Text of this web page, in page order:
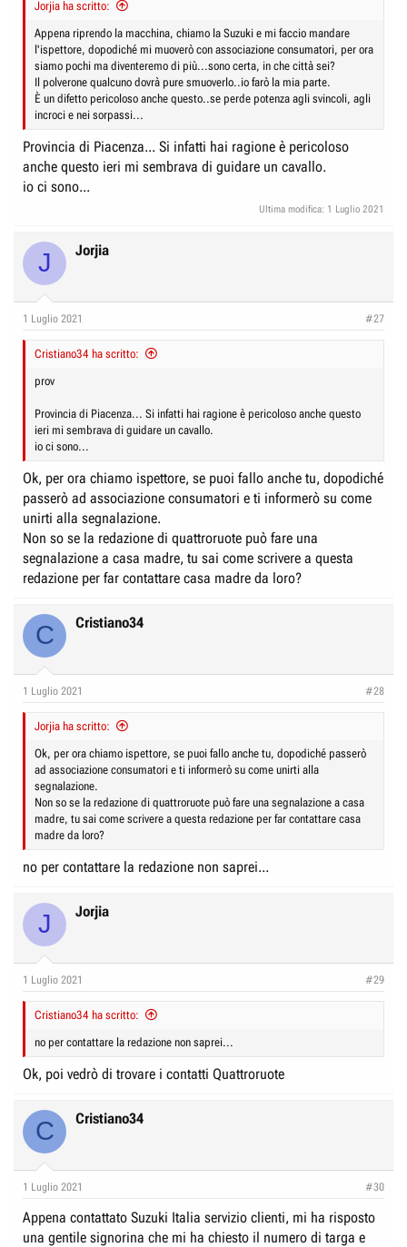
Jorjia ha scritto:
Appena riprendo la macchina, chiamo la Suzuki e mi faccio mandare
l'ispettore, dopodiché mi muoverò con associazione consumatori, per ora
siamo pochi ma diventeremo di più...sono certa, in che città sei?
Il polverone qualcuno dovrà pure smuoverlo..io farò la mia parte.
È un difetto pericoloso anche questo..se perde potenza agli svincoli, agli
incroci e nei sorpassi...
Provincia di Piacenza... Si infatti hai ragione è pericoloso
anche questo ieri mi sembrava di guidare un cavallo.
io ci sono...
Ultima modifica: 1 Luglio 2021
J Jorjia
1 Luglio 2021 #27
Cristiano34 ha scritto:
prov
Provincia di Piacenza... Si infatti hai ragione è pericoloso anche questo
ieri mi sembrava di guidare un cavallo.
io ci sono...
Ok, per ora chiamo ispettore, se puoi fallo anche tu, dopodiché
passerò ad associazione consumatori e ti informerò su come
unirti alla segnalazione.
Non so se la redazione di quattroruote può fare una
segnalazione a casa madre, tu sai come scrivere a questa
redazione per far contattare casa madre da loro?
C Cristiano34
1 Luglio 2021 #28
Jorjia ha scritto:
Ok, per ora chiamo ispettore, se puoi fallo anche tu, dopodiché passerò
ad associazione consumatori e ti informerò su come unirti alla
segnalazione.
Non so se la redazione di quattroruote può fare una segnalazione a casa
madre, tu sai come scrivere a questa redazione per far contattare casa
madre da loro?
no per contattare la redazione non saprei...
J Jorjia
1 Luglio 2021 #29
Cristiano34 ha scritto:
no per contattare la redazione non saprei...
Ok, poi vedrò di trovare i contatti Quattroruote
C Cristiano34
1 Luglio 2021 #30
Appena contattato Suzuki Italia servizio clienti, mi ha risposto
una gentile signorina che mi ha chiesto il numero di targa e